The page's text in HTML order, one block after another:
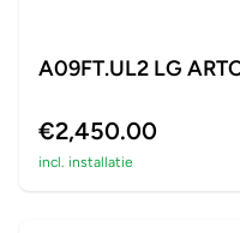
A09FT.UL2 LG
€2,450.00
incl. installatie